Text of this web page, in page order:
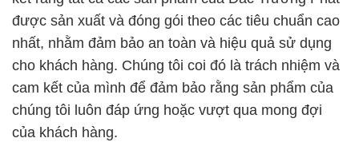
nhu cầu cụ thể của từng doanh nghiệp. Chúng tôi
đưa ra các giải pháp tối ưu, giúp khách hàng tiết
kiệm chi phí và tối đa hóa hiệu suất sản xuất. Chúng
tôi luôn quan tâm đến giá cả cạnh tranh để đảm bảo
rằng khách hàng có thể tiết kiệm chi phí mà vẫn
đảm bảo chất lượng sản phẩm.